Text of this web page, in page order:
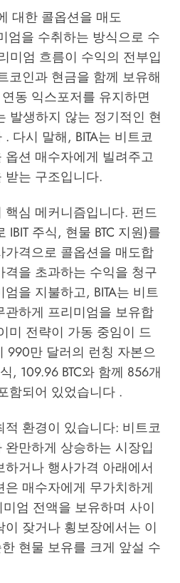
대한 콜옵션을 매도
엄을 수취하는 방식으로 수
미엄 흐름이 수익의 전부입
코인과 현금을 함께 보유해
동 익스포저를 유지하면
발생하지 않는 정기적인 현
다시 말해, BITA는 비트코
옵션 매수자에게 빌려주고
받는 구조입니다.
심 메커니즘입니다. 펀드
주식, 현물 BTC 지원)를
격으로 콜옵션을 매도합
격을 초과하는 수익을 청구
을 지불하고, BITA는 비트
하게 프리미엄을 보유합
미 전략이 가동 중임이 드
990만 달러의 런칭 자본으
, 109.96 BTC와 함께 856개
함되어 있었습니다 .
환경이 있습니다: 비트코
만하게 상승하는 시장입
거나 행사가격 아래에서
매수자에게 무가치하게
미엄 전액을 보유하며 사이
잦거나 횡보장에서는 이
현물 보유를 크게 앞설 수